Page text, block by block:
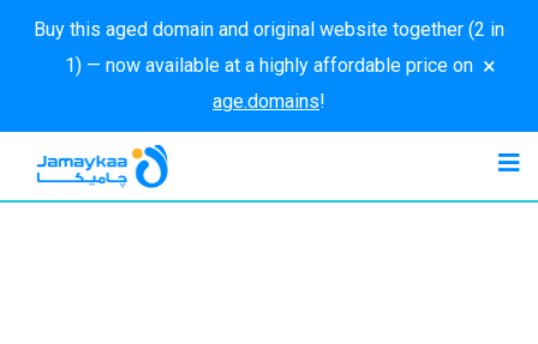
Buy this aged domain and original website together (2 in
1) — now available at a highly affordable price on
age.domains!
×